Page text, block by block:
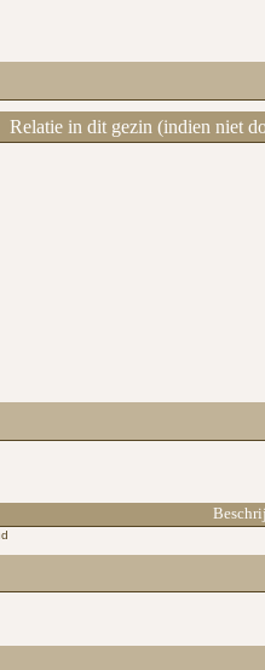
Relatie in dit gezin (indien niet